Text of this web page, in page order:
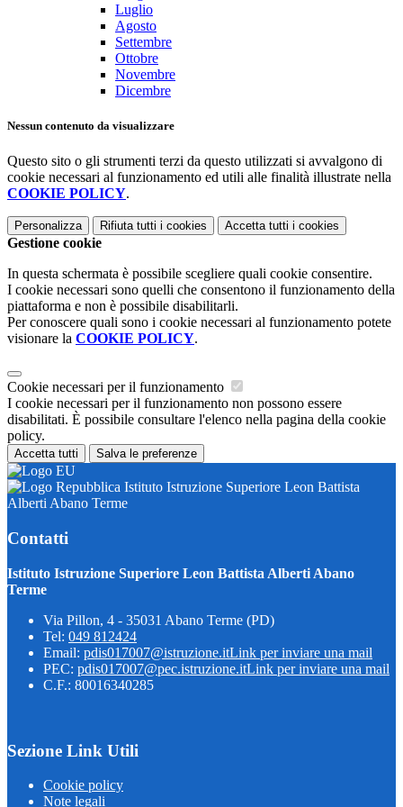
Luglio
Agosto
Settembre
Ottobre
Novembre
Dicembre
Nessun contenuto da visualizzare
Questo sito o gli strumenti terzi da questo utilizzati si avvalgono di
cookie necessari al funzionamento ed utili alle finalità illustrate nella
COOKIE POLICY.
Personalizza Rifiuta tutti i cookies Accetta tutti i cookies
Gestione cookie
In questa schermata è possibile scegliere quali cookie consentire.
I cookie necessari sono quelli che consentono il funzionamento della
piattaforma e non è possibile disabilitarli.
Per conoscere quali sono i cookie necessari al funzionamento potete
visionare la COOKIE POLICY.
Cookie necessari per il funzionamento
I cookie necessari per il funzionamento non possono essere
disabilitati. È possibile consultare l'elenco nella pagina della cookie
policy.
Accetta tutti Salva le preferenze
Istituto Istruzione Superiore Leon Battista
Alberti Abano Terme
Contatti
Istituto Istruzione Superiore Leon Battista Alberti Abano
Terme
Via Pillon, 4 - 35031 Abano Terme (PD)
Tel: 049 812424
Email: pdis017007@istruzione.itLink per inviare una mail
PEC: pdis017007@pec.istruzione.itLink per inviare una mail
C.F.: 80016340285
Sezione Link Utili
Cookie policy
Note legali